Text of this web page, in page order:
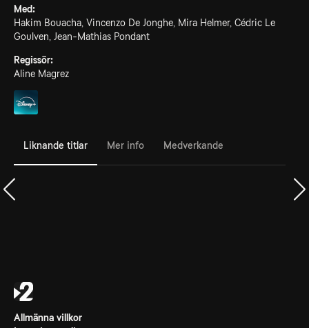
Med:
Hakim Bouacha, Vincenzo De Jonghe, Mira Helmer, Cédric Le
Goulven, Jean-Mathias Pondant
Regissör:
Aline Magrez
Liknande titlar Mer info Medverkande
Allmänna villkor